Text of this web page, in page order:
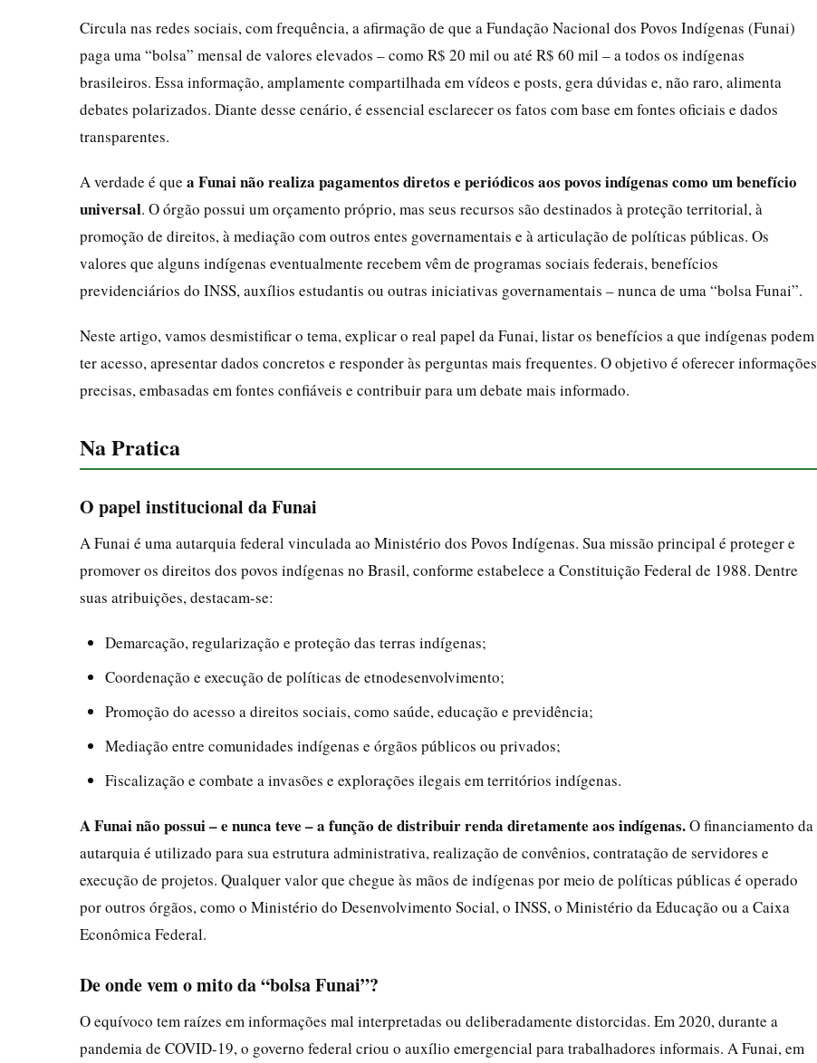
Circula nas redes sociais, com frequência, a afirmação de que a Fundação Nacional dos Povos Indígenas (Funai)
paga uma “bolsa” mensal de valores elevados – como R$ 20 mil ou até R$ 60 mil – a todos os indígenas
brasileiros. Essa informação, amplamente compartilhada em vídeos e posts, gera dúvidas e, não raro, alimenta
debates polarizados. Diante desse cenário, é essencial esclarecer os fatos com base em fontes oficiais e dados
transparentes.
A verdade é que a Funai não realiza pagamentos diretos e periódicos aos povos indígenas como um benefício
universal. O órgão possui um orçamento próprio, mas seus recursos são destinados à proteção territorial, à
promoção de direitos, à mediação com outros entes governamentais e à articulação de políticas públicas. Os
valores que alguns indígenas eventualmente recebem vêm de programas sociais federais, benefícios
previdenciários do INSS, auxílios estudantis ou outras iniciativas governamentais – nunca de uma “bolsa Funai”.
Neste artigo, vamos desmistificar o tema, explicar o real papel da Funai, listar os benefícios a que indígenas podem
ter acesso, apresentar dados concretos e responder às perguntas mais frequentes. O objetivo é oferecer informações
precisas, embasadas em fontes confiáveis e contribuir para um debate mais informado.
Na Pratica
O papel institucional da Funai
A Funai é uma autarquia federal vinculada ao Ministério dos Povos Indígenas. Sua missão principal é proteger e
promover os direitos dos povos indígenas no Brasil, conforme estabelece a Constituição Federal de 1988. Dentre
suas atribuições, destacam-se:
Demarcação, regularização e proteção das terras indígenas;
Coordenação e execução de políticas de etnodesenvolvimento;
Promoção do acesso a direitos sociais, como saúde, educação e previdência;
Mediação entre comunidades indígenas e órgãos públicos ou privados;
Fiscalização e combate a invasões e explorações ilegais em territórios indígenas.
A Funai não possui – e nunca teve – a função de distribuir renda diretamente aos indígenas.O financiamento da
autarquia é utilizado para sua estrutura administrativa, realização de convênios, contratação de servidores e
execução de projetos. Qualquer valor que chegue às mãos de indígenas por meio de políticas públicas é operado
por outros órgãos, como o Ministério do Desenvolvimento Social, o INSS, o Ministério da Educação ou a Caixa
Econômica Federal.
De onde vem o mito da “bolsa Funai”?
O equívoco tem raízes em informações mal interpretadas ou deliberadamente distorcidas. Em 2020, durante a
pandemia de COVID-19, o governo federal criou o auxílio emergencial para trabalhadores informais. A Funai, em